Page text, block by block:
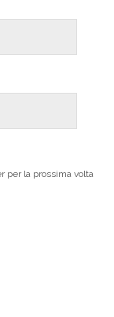
per la prossima volta